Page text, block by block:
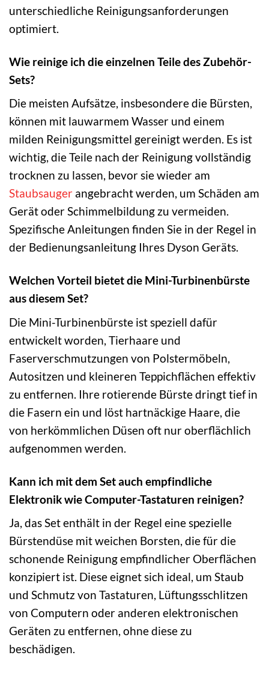
unterschiedliche Reinigungsanforderungen
optimiert.
Wie reinige ich die einzelnen Teile des Zubehör-
Sets?
Die meisten Aufsätze, insbesondere die Bürsten,
können mit lauwarmem Wasser und einem
milden Reinigungsmittel gereinigt werden. Es ist
wichtig, die Teile nach der Reinigung vollständig
trocknen zu lassen, bevor sie wieder am
Staubsauger angebracht werden, um Schäden am
Gerät oder Schimmelbildung zu vermeiden.
Spezifische Anleitungen finden Sie in der Regel in
der Bedienungsanleitung Ihres Dyson Geräts.
Welchen Vorteil bietet die Mini-Turbinenbürste
aus diesem Set?
Die Mini-Turbinenbürste ist speziell dafür
entwickelt worden, Tierhaare und
Faserverschmutzungen von Polstermöbeln,
Autositzen und kleineren Teppichflächen effektiv
zu entfernen. Ihre rotierende Bürste dringt tief in
die Fasern ein und löst hartnäckige Haare, die
von herkömmlichen Düsen oft nur oberflächlich
aufgenommen werden.
Kann ich mit dem Set auch empfindliche
Elektronik wie Computer-Tastaturen reinigen?
Ja, das Set enthält in der Regel eine spezielle
Bürstendüse mit weichen Borsten, die für die
schonende Reinigung empfindlicher Oberflächen
konzipiert ist. Diese eignet sich ideal, um Staub
und Schmutz von Tastaturen, Lüftungsschlitzen
von Computern oder anderen elektronischen
Geräten zu entfernen, ohne diese zu
beschädigen.